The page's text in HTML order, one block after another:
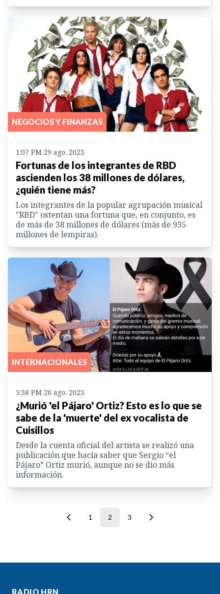
NEGOCIOS Y FINANZAS
1:07 PM 29 ago. 2023
Fortunas de los integrantes de RBD
ascienden los 38 millones de dólares,
¿quién tiene más?
Los integrantes de la popular agrupación musical
"RBD" ostentan una fortuna que, en conjunto, es
de más de 38 millones de dólares (más de 935
millones de lempiras).
INTERNACIONALES
5:38 PM 26 ago. 2023
¿Murió 'el Pájaro' Ortiz? Esto es lo que se
sabe de la 'muerte' del ex vocalista de
Cuisillos
Desde la cuenta oficial del artista se realizó una
publicación que hacía saber que Sergio “el
Pájaro” Ortiz murió, aunque no se dio más
información.
1 2 3
RADIO HRN